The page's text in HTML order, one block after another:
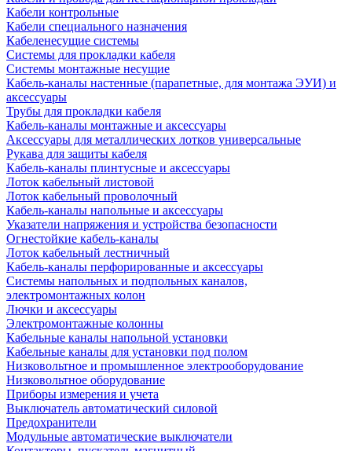
Кабели контрольные
Кабели специального назначения
Кабеленесущие системы
Системы для прокладки кабеля
Системы монтажные несущие
Кабель-каналы настенные (парапетные, для монтажа ЭУИ) и
аксессуары
Трубы для прокладки кабеля
Кабель-каналы монтажные и аксессуары
Аксессуары для металлических лотков универсальные
Рукава для защиты кабеля
Кабель-каналы плинтусные и аксессуары
Лоток кабельный листовой
Лоток кабельный проволочный
Кабель-каналы напольные и аксессуары
Указатели напряжения и устройства безопасности
Огнестойкие кабель-каналы
Лоток кабельный лестничный
Кабель-каналы перфорированные и аксессуары
Системы напольных и подпольных каналов,
электромонтажных колон
Лючки и аксессуары
Электромонтажные колонны
Кабельные каналы напольной установки
Кабельные каналы для установки под полом
Низковольтное и промышленное электрооборудование
Низковольтное оборудование
Приборы измерения и учета
Выключатель автоматический силовой
Предохранители
Модульные автоматические выключатели